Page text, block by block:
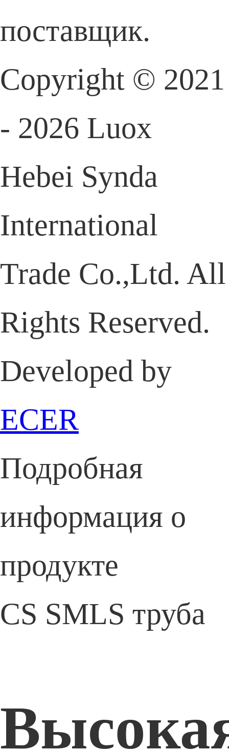
поставщик.
Copyright © 2021
- 2026 Luox
Hebei Synda
International
Trade Co.,Ltd. All
Rights Reserved.
Developed by
ECER
Подробная
информация о
продукте
CS SMLS труба